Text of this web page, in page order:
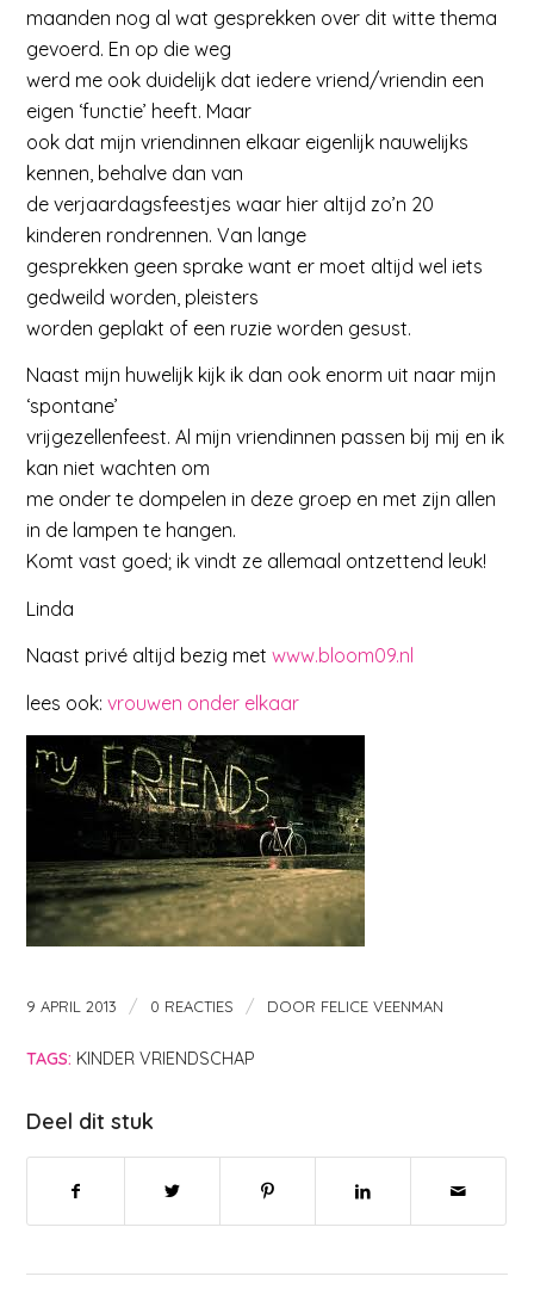
maanden nog al wat gesprekken over dit witte thema
gevoerd. En op die weg
werd me ook duidelijk dat iedere vriend/vriendin een
eigen ‘functie’ heeft. Maar
ook dat mijn vriendinnen elkaar eigenlijk nauwelijks
kennen, behalve dan van
de verjaardagsfeestjes waar hier altijd zo’n 20
kinderen rondrennen. Van lange
gesprekken geen sprake want er moet altijd wel iets
gedweild worden, pleisters
worden geplakt of een ruzie worden gesust.
Naast mijn huwelijk kijk ik dan ook enorm uit naar mijn
‘spontane’
vrijgezellenfeest. Al mijn vriendinnen passen bij mij en ik
kan niet wachten om
me onder te dompelen in deze groep en met zijn allen
in de lampen te hangen.
Komt vast goed; ik vindt ze allemaal ontzettend leuk!
Linda
Naast privé altijd bezig met www.bloom09.nl
lees ook:vrouwen onder elkaar
9 APRIL 2013 / 0 REACTIES / DOOR FELICE VEENMAN
TAGS: KINDER VRIENDSCHAP
Deel dit stuk